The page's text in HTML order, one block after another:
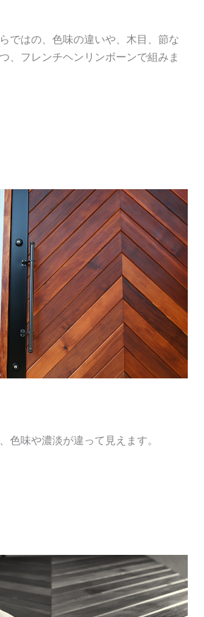
ではの、色味の違いや、木目、節な
、フレンチヘンリンボーンで組みま
色味や濃淡が違って見えます。